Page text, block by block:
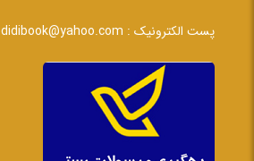
پست الکترونیک : didibook@yahoo.com